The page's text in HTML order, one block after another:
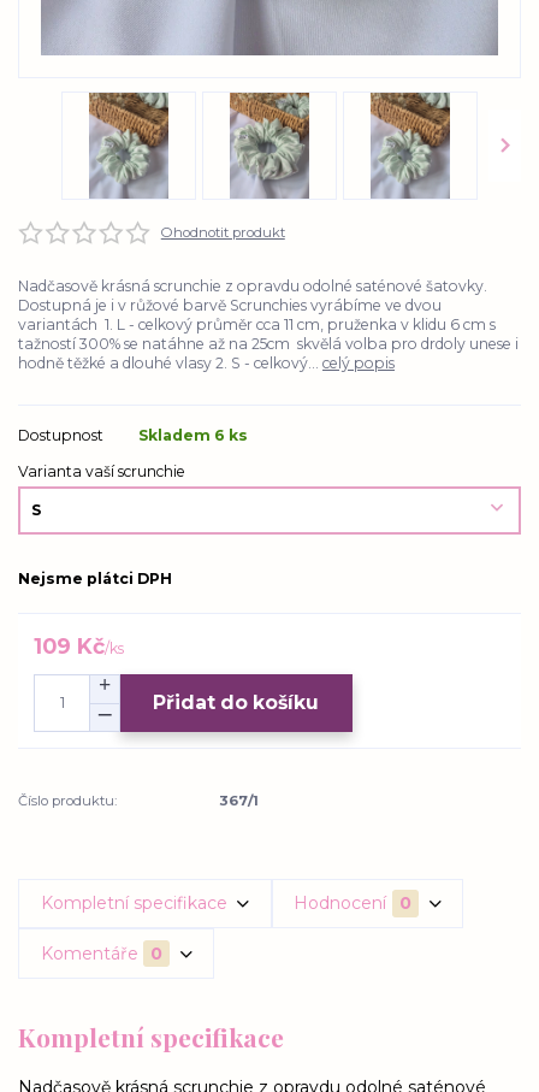
Ohodnotit produkt
Nadčasově krásná scrunchie z opravdu odolné saténové šatovky.
Dostupná je i v růžové barvě Scrunchies vyrábíme ve dvou
variantách 1. L - celkový průměr cca 11 cm, pruženka v klidu 6 cm s
tažností 300% se natáhne až na 25cm skvělá volba pro drdoly unese i
hodně těžké a dlouhé vlasy 2. S - celkový... celý popis
Dostupnost
Skladem 6 ks
Varianta vaší scrunchie
Nejsme plátci DPH
109 Kč/ks
Přidat do košíku
Číslo produktu: 367/1
Kompletní specifikace Hodnocení 0
Komentáře 0
Kompletní specifikace
Nadčasově krásná scrunchie z opravdu odolné saténové